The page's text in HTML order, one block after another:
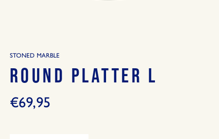
STONED MARBLE
ROUND PLATTER L
€69,95